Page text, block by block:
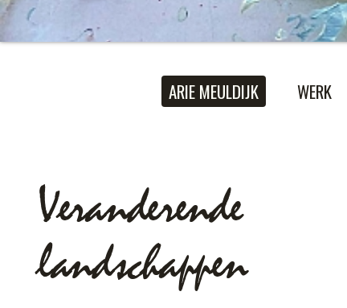
ARIE MEULDIJK WERK
Veranderende
landschappen